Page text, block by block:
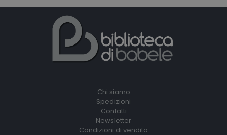
Chi siamo
Spedizioni
Contatti
Newsletter
Condizioni di vendita